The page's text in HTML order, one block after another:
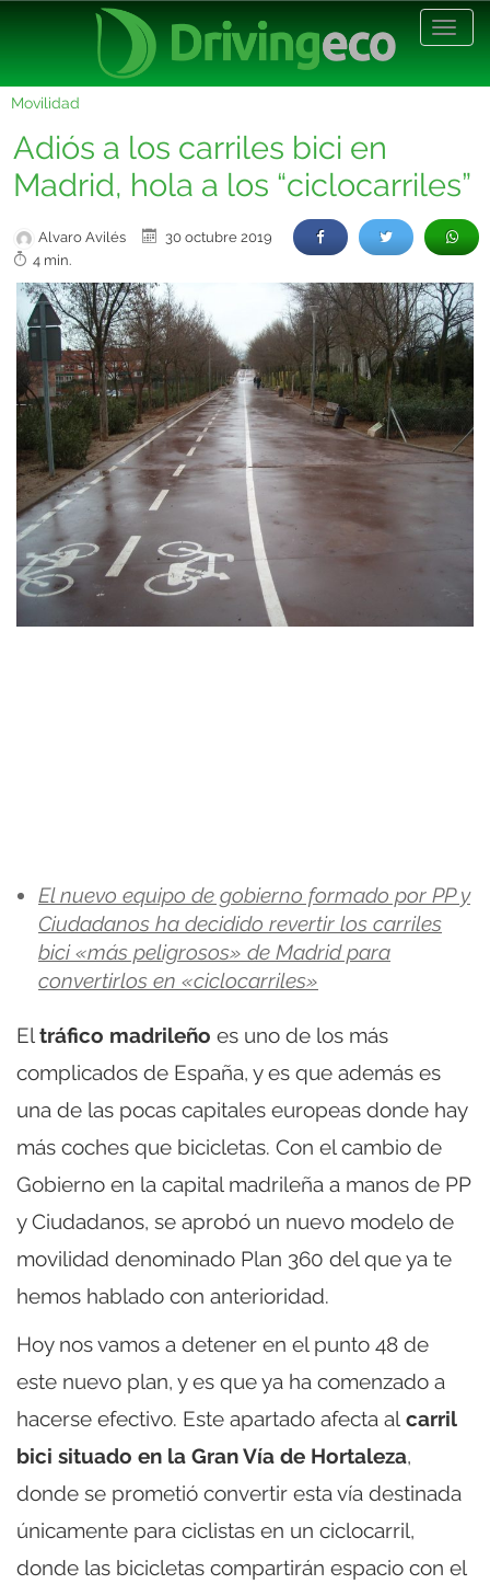
Movilidad
Adiós a los carriles bici en
Madrid, hola a los “ciclocarriles”
Alvaro Avilés
30 octubre 2019
4 min.
El nuevo equipo de gobierno formado por PP y
Ciudadanos ha decidido revertir los carriles
bici «más peligrosos» de Madrid para
convertirlos en «ciclocarriles»
Eltráfico madrileño es uno de los más
complicados de España, y es que además es
una de las pocas capitales europeas donde hay
más coches que bicicletas. Con el cambio de
Gobierno en la capital madrileña a manos de PP
y Ciudadanos, se aprobó un nuevo modelo de
movilidad denominado Plan 360 del que ya te
hemos hablado con anterioridad.
Hoy nos vamos a detener en el punto 48 de
este nuevo plan, y es que ya ha comenzado a
hacerse efectivo. Este apartado afecta al carril
bici situado en la Gran Vía de Hortaleza,
donde se prometió convertir esta vía destinada
únicamente para ciclistas en un ciclocarril,
donde las bicicletas compartirán espacio con el